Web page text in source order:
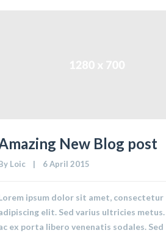
New Blog post
Loic
    |    6 April 2015
ipsum dolor sit amet, consectetur
elit. Sed varius ultricies
ex porta libero venenatis sodales. Sed